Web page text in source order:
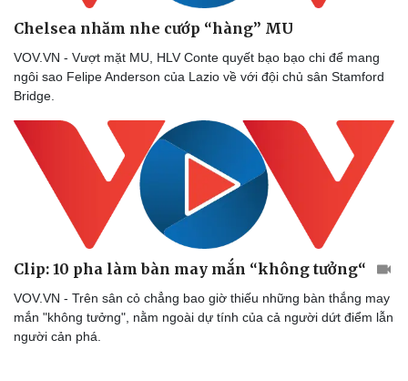
Chelsea nhăm nhe cướp “hàng” MU
VOV.VN - Vượt mặt MU, HLV Conte quyết bạo bạo chi để mang
ngôi sao Felipe Anderson của Lazio về với đội chủ sân Stamford
Bridge.
Clip: 10 pha làm bàn may mắn “không tưởng“
VOV.VN - Trên sân cỏ chẳng bao giờ thiếu những bàn thắng may
mắn "không tưởng", nằm ngoài dự tính của cả người dứt điểm lẫn
người cản phá.